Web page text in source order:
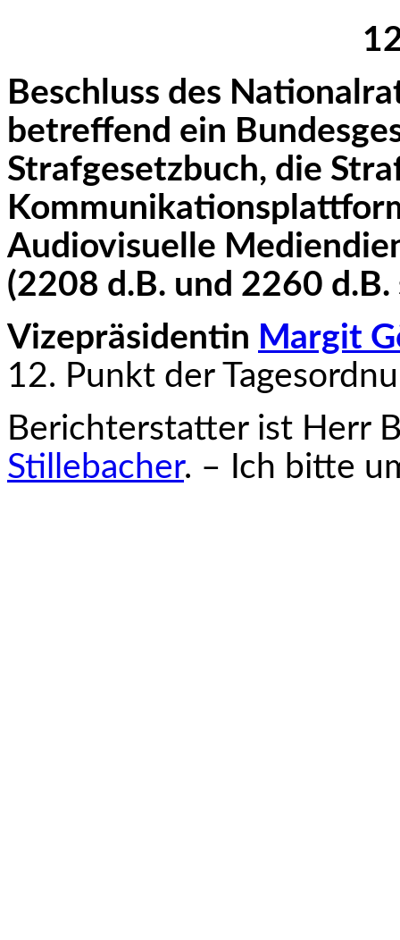
Beschluss des
betreffend ein
Strafgesetzbuch, die
Audiovisuelle
(2208 d.B. und 2260
Vizepräsidentin Margit
12. Punkt der
Berichterstatter ist Herr
Stillebacher. – Ich bitte